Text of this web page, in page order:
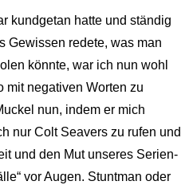
kundgetan hatte und ständig
Gewissen redete, was man
könnte, war ich nun wohl
mit negativen Worten zu
nun, indem er mich
nur Colt Seavers zu rufen und
und den Mut unseres Serien-
vor Augen. Stuntman oder